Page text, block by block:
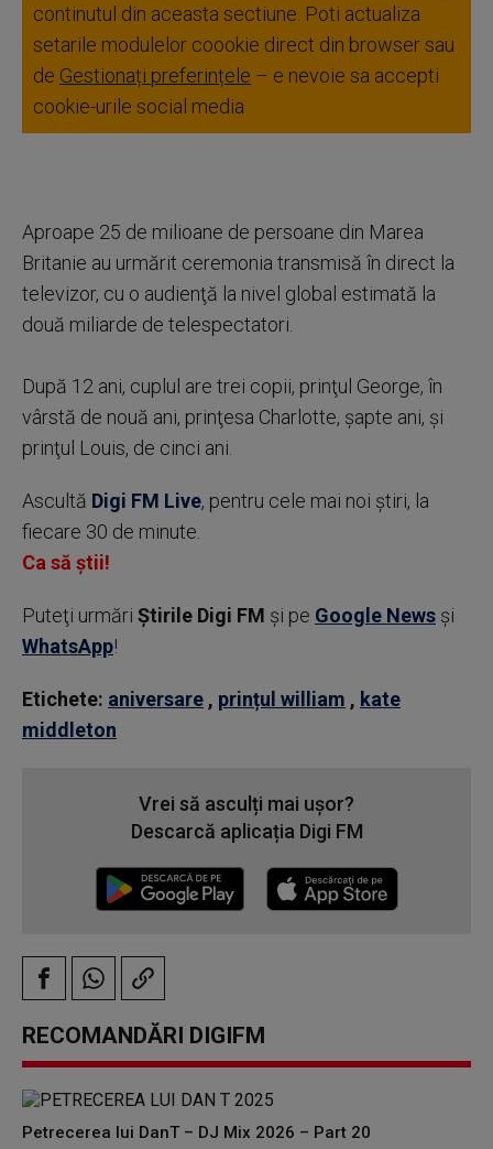
continutul din aceasta sectiune. Poti actualiza
setarile modulelor coookie direct din browser sau
de Gestionați preferințele – e nevoie sa accepti
cookie-urile social media
Aproape 25 de milioane de persoane din Marea
Britanie au urmărit ceremonia transmisă în direct la
televizor, cu o audienţă la nivel global estimată la
două miliarde de telespectatori.
După 12 ani, cuplul are trei copii, prinţul George, în
vârstă de nouă ani, prinţesa Charlotte, şapte ani, şi
prinţul Louis, de cinci ani.
Ascultă Digi FM Live, pentru cele mai noi știri, la
fiecare 30 de minute.
Ca să știi!
Puteţi urmări Știrile Digi FM şi pe Google News şi
WhatsApp!
Etichete: aniversare , prințul william , kate
middleton
Vrei să asculți mai ușor?
Descarcă aplicația Digi FM
RECOMANDĂRI DIGIFM
Petrecerea lui DanT – DJ Mix 2026 – Part 20